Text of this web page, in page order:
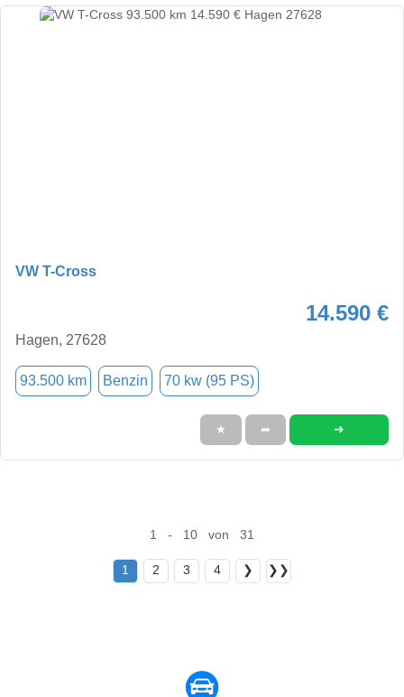
VW T-Cross
14.590 €
Hagen, 27628
93.500 km Benzin 70 kw (95 PS)
★ ➦ ➜
1 - 10 von 31
1 2 3 4 ❯ ❯❯